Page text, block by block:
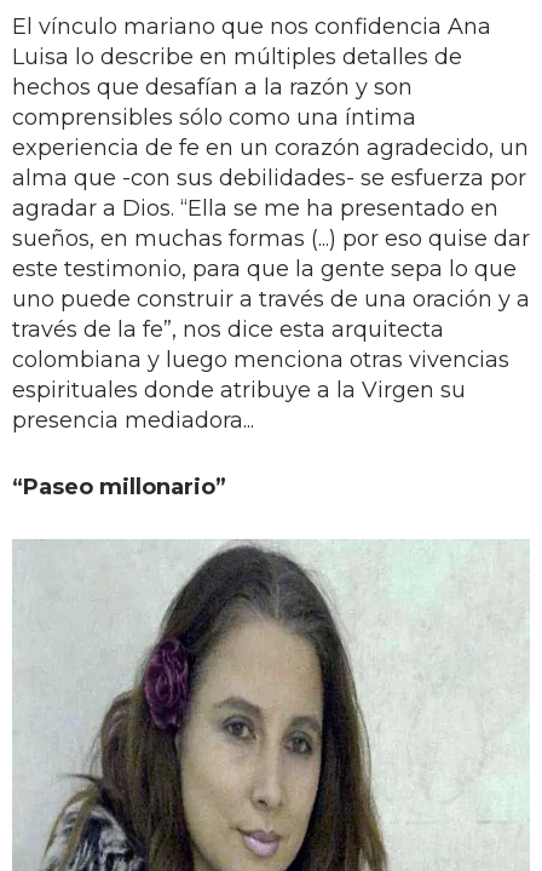
El vínculo mariano que nos confidencia Ana
Luisa lo describe en múltiples detalles de
hechos que desafían a la razón y son
comprensibles sólo como una íntima
experiencia de fe en un corazón agradecido, un
alma que -con sus debilidades- se esfuerza por
agradar a Dios. “Ella se me ha presentado en
sueños, en muchas formas (...) por eso quise dar
este testimonio, para que la gente sepa lo que
uno puede construir a través de una oración y a
través de la fe”, nos dice esta arquitecta
colombiana y luego menciona otras vivencias
espirituales donde atribuye a la Virgen su
presencia mediadora...
“Paseo millonario”